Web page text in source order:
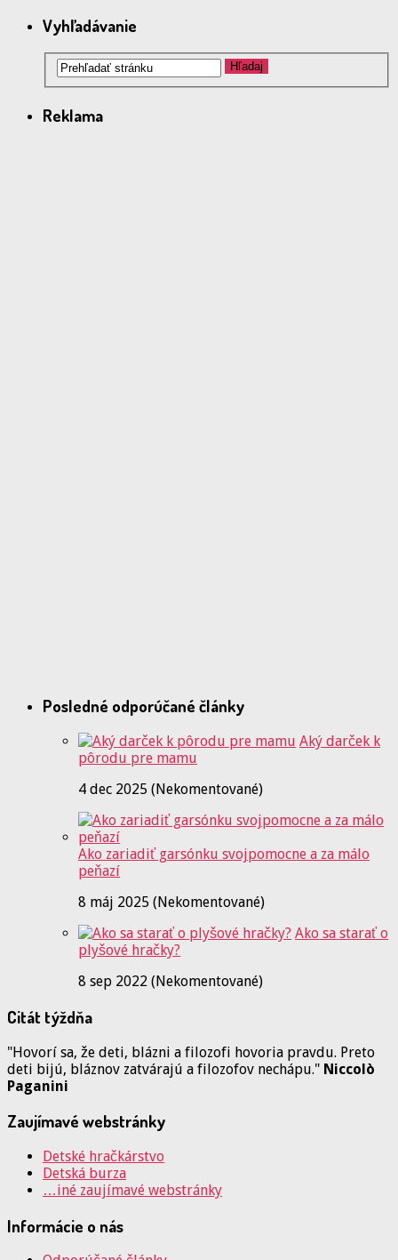
Vyhľadávanie
Reklama
Posledné odporúčané články
Aký darček k
pôrodu pre mamu
4 dec 2025 (Nekomentované)
Ako zariadiť garsónku svojpomocne a za málo
peňazí
8 máj 2025 (Nekomentované)
Ako sa starať o
plyšové hračky?
8 sep 2022 (Nekomentované)
Citát týždňa
"Hovorí sa, že deti, blázni a filozofi hovoria pravdu. Preto
deti bijú, bláznov zatvárajú a filozofov nechápu." Niccolò
Paganini
Zaujímavé webstránky
Detské hračkárstvo
Detská burza
…iné zaujímavé webstránky
Informácie o nás